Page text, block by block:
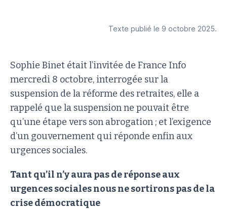
Texte publié le 9 octobre 2025.
Sophie Binet était l’invitée de France Info
mercredi 8 octobre, interrogée sur la
suspension de la réforme des retraites, elle a
rappelé que la suspension ne pouvait être
qu’une étape vers son abrogation ; et l’exigence
d’un gouvernement qui réponde enfin aux
urgences sociales.
Tant qu’il n’y aura pas de réponse aux
urgences sociales nous ne sortirons pas de la
crise démocratique